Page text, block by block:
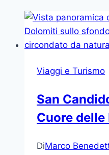
Viaggi e Turismo
San
Cuore
DiMarco